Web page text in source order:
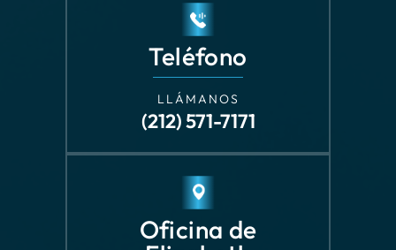
LLÁMANOS
(212) 571-7171
Oficina de
Elizabeth
609 de la avenida Morris
Elizabeth, NJ 07208